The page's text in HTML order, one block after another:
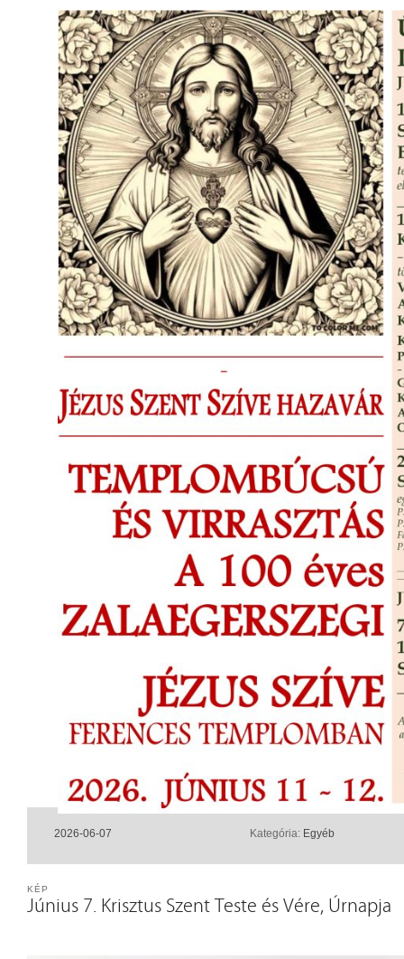
2026-06-07 Kategória: Egyéb
Június 7. Krisztus Szent Teste és Vére, Úrnapja
KÉP